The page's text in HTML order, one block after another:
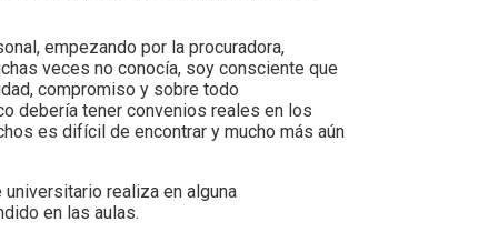
empezando por la procuradora,
veces no conocía, soy consciente que
compromiso y sobre todo
debería tener convenios reales en los
es difícil de encontrar y mucho más aún
realiza en alguna
en las aulas.